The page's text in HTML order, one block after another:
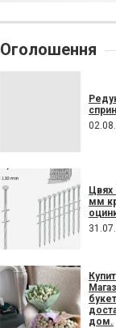
Оголошення
Цвях
мм
дом.